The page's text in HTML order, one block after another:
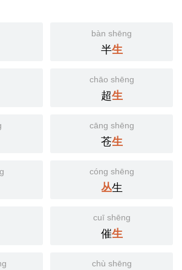
bàn shēng
半生
chāo shēng
超生
cāng shēng
苍生
cóng shēng
丛生
cuī shēng
催生
chù shēng